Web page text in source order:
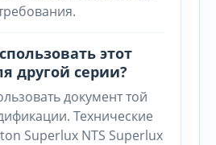
этот
другой серии?
документ той
Технические
Superlux NTS Superlux